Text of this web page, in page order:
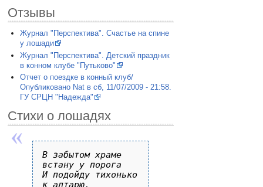
Отзывы
Журнал "Перспектива". Счастье на спине
у лошади
Журнал "Перспектива". Детский праздник
в конном клубе "Путьково"
Отчет о поездке в конный клуб/
Опубликовано Nat в сб, 11/07/2009 - 21:58.
ГУ СРЦН "Надежда"
Стихи о лошадях
В забытом храме
встану у порога
И подойду тихонько
к алтарю.